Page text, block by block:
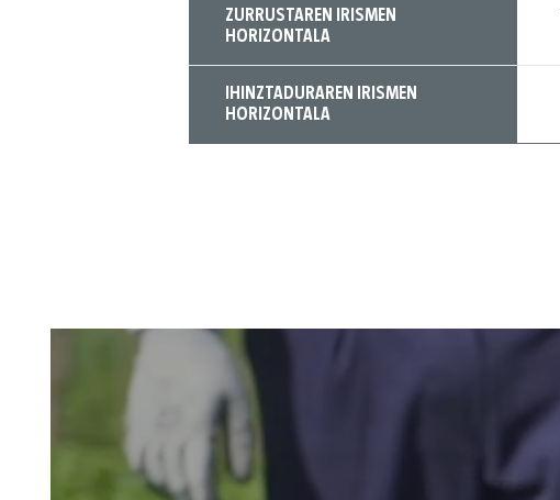
ZURRUSTAREN IRISMEN
HORIZONTALA
IHINZTADURAREN IRISMEN
HORIZONTALA